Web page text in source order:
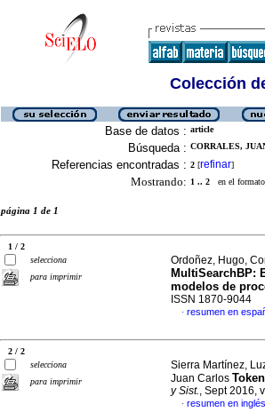
Colección
Base de datos : article
Búsqueda : CORRALES,
Referencias encontradas : 2 [refinar]
Mostrando: 1 .. 2 en el
página 1 de 1
1 / 2
selecciona
para imprimir
Ordoñez, Hugo,
MultiSearchBP:
modelos de
ISSN 1870-9044
· resumen en
2 / 2
selecciona
para imprimir
Sierra Martínez,
Juan Carlos
y Sist., Sept 2016,
· resumen en inglés